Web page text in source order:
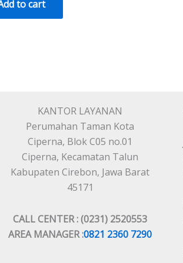
to cart
KANTOR LAYANAN
Perumahan Taman Kota
Ciperna, Blok C05 no.01
Ciperna, Kecamatan Talun
Kabupaten Cirebon, Jawa Barat
45171
CALL CENTER : (0231) 2520553
AREA MANAGER :0821 2360 7290